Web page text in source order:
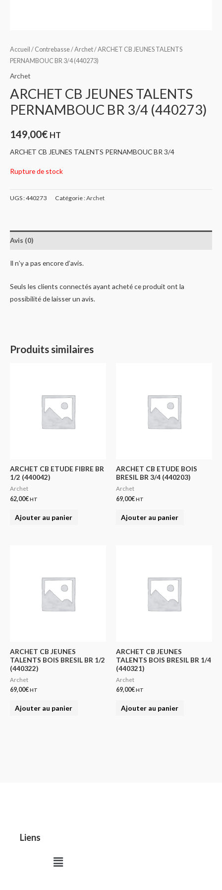
Accueil / Contrebasse/Archet/ ARCHET CB JEUNES TALENTS
PERNAMBOUC BR 3/4 (440273)
Archet
ARCHET CB JEUNES TALENTS
PERNAMBOUC BR 3/4 (440273)
149,00€ HT
ARCHET CB JEUNES TALENTS PERNAMBOUC BR 3/4
Rupture de stock
UGS :440273 Catégorie :Archet
Avis (0)
Il n’y a pas encore d’avis.
Seuls les clients connectés ayant acheté ce produit ont la
possibilité de laisser un avis.
Produits similaires
ARCHET CB ETUDE FIBRE BR
1/2 (440042)
Archet
62,00€HT
Ajouter au panier
ARCHET CB ETUDE BOIS
BRESIL BR 3/4 (440203)
Archet
69,00€HT
Ajouter au panier
ARCHET CB JEUNES
TALENTS BOIS BRESIL BR 1/2
(440322)
Archet
69,00€HT
Ajouter au panier
ARCHET CB JEUNES
TALENTS BOIS BRESIL BR 1/4
(440321)
Archet
69,00€HT
Ajouter au panier
Liens
Menu